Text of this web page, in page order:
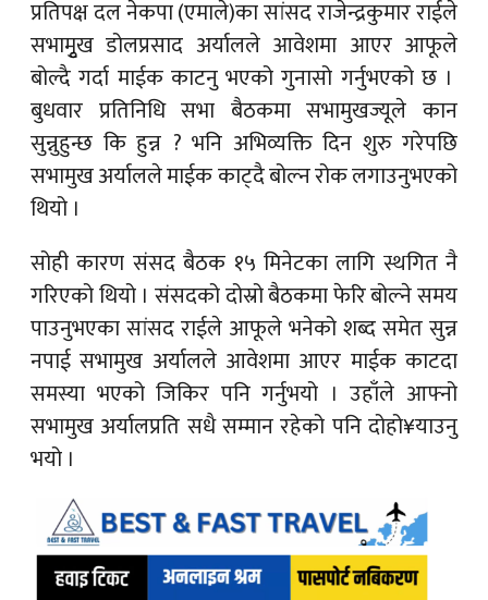
प्रतिपक्ष दल नेकपा (एमाले)का सांसद राजेन्द्रकुमार राईले
सभामुृख डोलप्रसाद अर्यालले आवेशमा आएर आफूले
बोल्दै गर्दा माईक काटनु भएको गुनासो गर्नुभएको छ ।
बुधवार प्रतिनिधि सभा बैठकमा सभामुखज्यूले कान
सुन्नुहुन्छ कि हुन्न ? भनि अभिव्यक्ति दिन शुरु गरेपछि
सभामुख अर्यालले माईक काट्दै बोल्न रोक लगाउनुभएको
थियो ।
सोही कारण संसद बैठक १५ मिनेटका लागि स्थगित नै
गरिएको थियो । संसदको दोस्रो बैठकमा फेरि बोल्ने समय
पाउनुभएका सांसद राईले आफूले भनेको शब्द समेत सुन्न
नपाई सभामुख अर्यालले आवेशमा आएर माईक काटदा
समस्या भएको जिकिर पनि गर्नुभयो । उहाँले आफ्नो
सभामुख अर्यालप्रति सधै सम्मान रहेको पनि दोहो¥याउनु
भयो ।